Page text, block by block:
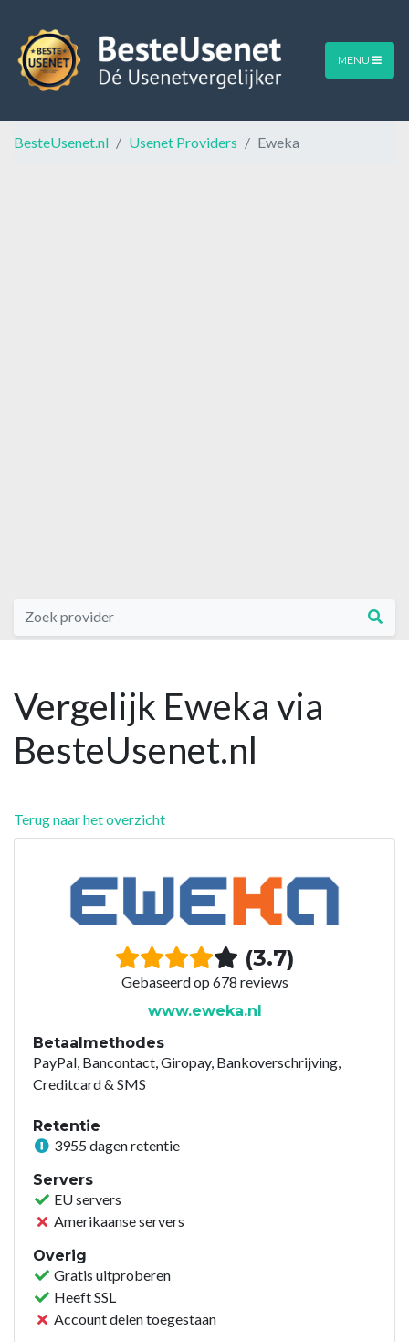
MENU
BesteUsenet.nl Usenet Providers Eweka
Vergelijk Eweka via
BesteUsenet.nl
Terug naar het overzicht
(3.7)
Gebaseerd op 678 reviews
www.eweka.nl
Betaalmethodes
PayPal, Bancontact, Giropay, Bankoverschrijving,
Creditcard & SMS
Retentie
3955 dagen retentie
Servers
EU servers
Amerikaanse servers
Overig
Gratis uitproberen
Heeft SSL
Account delen toegestaan